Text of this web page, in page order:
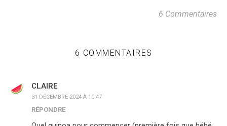
6 Commentaires
6 COMMENTAIRES
CLAIRE
31 DÉCEMBRE 2024 À 10:47
RÉPONDRE